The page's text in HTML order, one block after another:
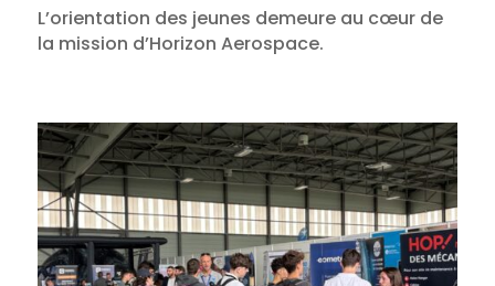
L’orientation des jeunes demeure au cœur de
la mission d’Horizon Aerospace.